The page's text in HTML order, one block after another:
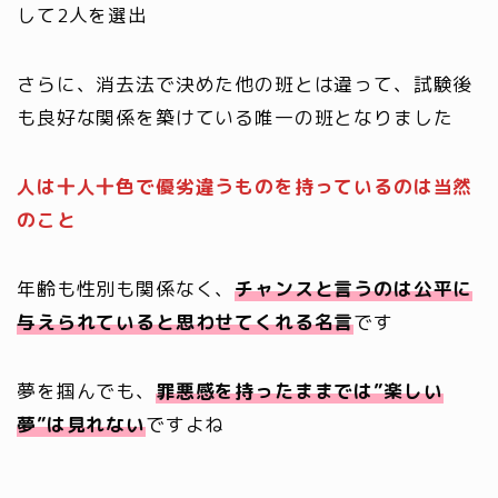
して2人を選出
さらに、消去法で決めた他の班とは違って、試験後
も良好な関係を築けている唯一の班となりました
人は十人十色で優劣違うものを持っているのは当然
のこと
年齢も性別も関係なく、チャンスと言うのは公平に
与えられていると思わせてくれる名言です
夢を掴んでも、 罪悪感を持ったままでは”楽しい
夢”は見れないですよね